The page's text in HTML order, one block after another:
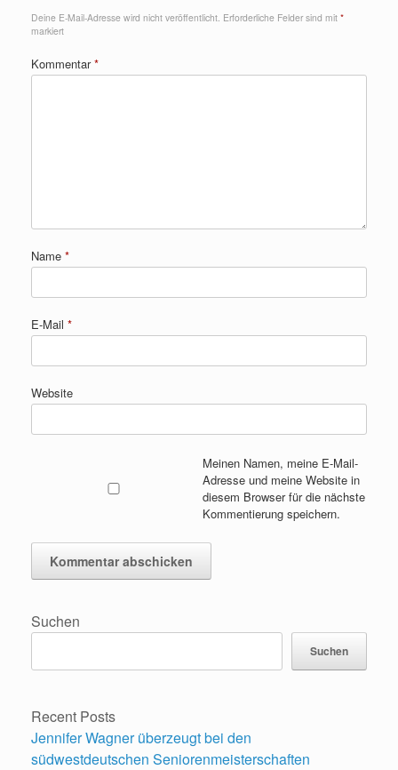
Deine E-Mail-Adresse wird nicht veröffentlicht. Erforderliche Felder sind mit *
markiert
Kommentar*
Name *
E-Mail *
Website
Meinen Namen, meine E-Mail-
Adresse und meine Website in
diesem Browser für die nächste
Kommentierung speichern.
Suchen
Suchen
Recent Posts
Jennifer Wagner überzeugt bei den
südwestdeutschen Seniorenmeisterschaften